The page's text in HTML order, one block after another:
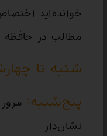
خوانده‌اید
مطالب در
شنبه تا
پنج‌شنبه:
نشان‌دار